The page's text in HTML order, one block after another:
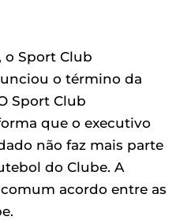
o Sport Club
o término da
Sport Club
que o executivo
não faz mais parte
do Clube. A
acordo entre as